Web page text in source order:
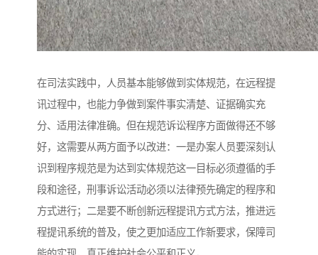
在司法实践中，人员基本能够做到实体规范，在远程提
讯过程中，也能力争做到案件事实清楚、证据确实充
分、适用法律准确。但在规范诉讼程序方面做得还不够
好，这需要从两方面予以改进：一是办案人员要深刻认
识到程序规范是为达到实体规范这一目标必须遵循的手
段和途径，刑事诉讼活动必须以法律预先确定的程序和
方式进行；二是要不断创新远程提讯方式方法，推进远
程提讯系统的普及，使之更加适应工作新要求，保障司